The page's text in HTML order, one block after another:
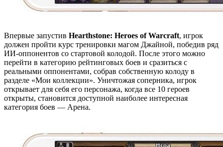
Впервые запустив Hearthstone: Heroes of Warcraft, игрок
должен пройти курс тренировки магом Джайной, победив ряд
ИИ-оппонентов со стартовой колодой. После этого можно
перейти в категорию рейтинговых боев и сразиться с
реальными оппонентами, собрав собственную колоду в
разделе «Мои коллекции». Уничтожая соперника, игрок
открывает для себя его персонажа, когда все 10 героев
открыты, становится доступной наиболее интересная
категория боев — Арена.